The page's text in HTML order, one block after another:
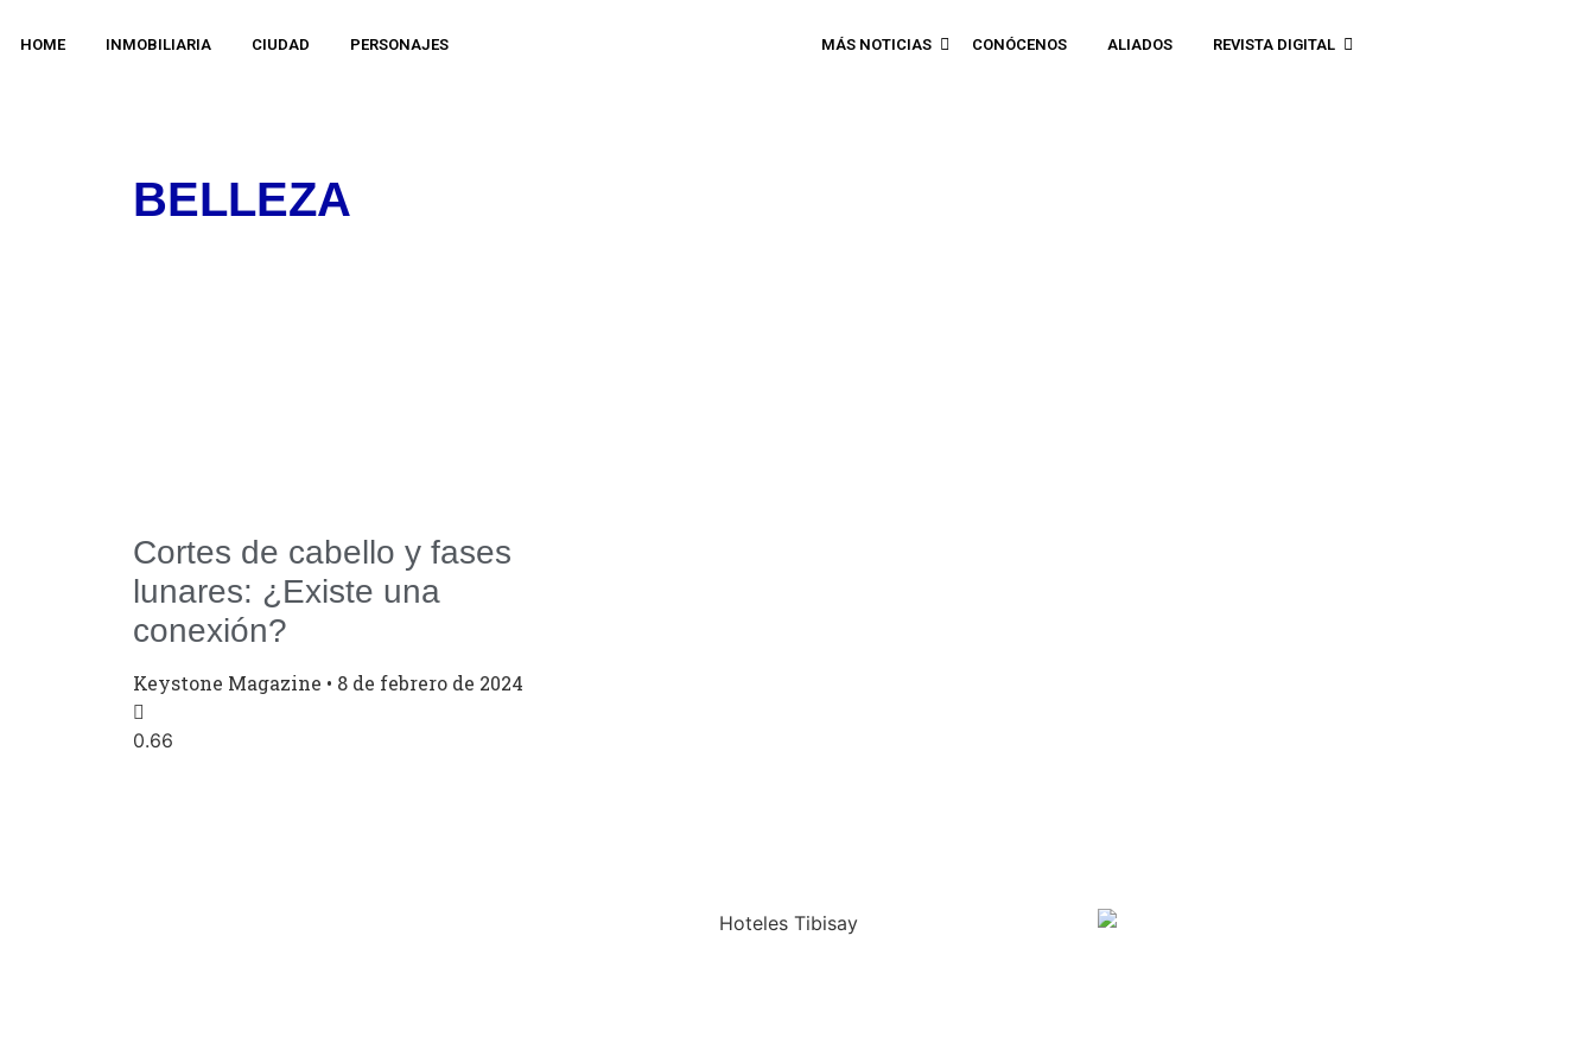
HOME INMOBILIARIA CIUDAD PERSONAJES MÁS NOTICIAS CONÓCENOS ALIADOS REVISTA DIGITAL
BELLEZA
Cortes de cabello y fases
lunares: ¿Existe una
conexión?
Keystone Magazine 8 de febrero de 2024